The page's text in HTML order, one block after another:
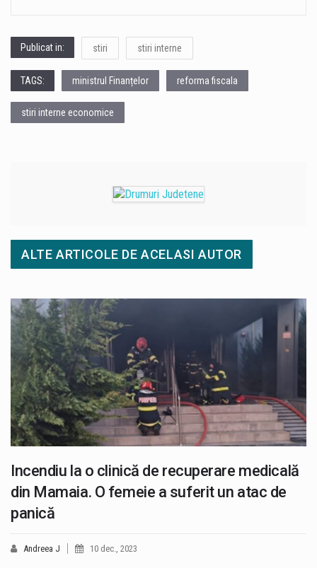
Publicat in: stiri stiri interne
TAGS: ministrul Finanțelor reforma fiscala
stiri interne economice
ALTE ARTICOLE DE ACELASI AUTOR
Incendiu la o clinică de recuperare medicală
din Mamaia. O femeie a suferit un atac de
panică
Andreea J 10 dec., 2023